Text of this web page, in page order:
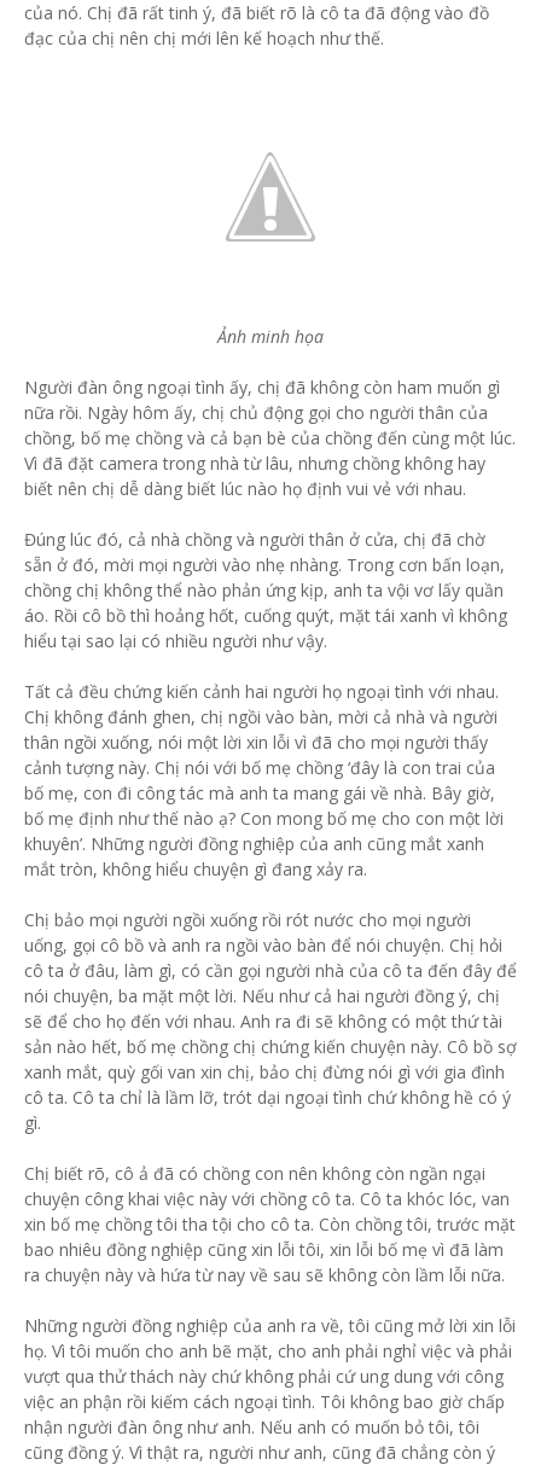
của nó. Chị đã rất tinh ý, đã biết rõ là cô ta đã động vào đồ
đạc của chị nên chị mới lên kế hoạch như thế.
Ảnh minh họa
Người đàn ông ngoại tình ấy, chị đã không còn ham muốn gì
nữa rồi. Ngày hôm ấy, chị chủ động gọi cho người thân của
chồng, bố mẹ chồng và cả bạn bè của chồng đến cùng một lúc.
Vì đã đặt camera trong nhà từ lâu, nhưng chồng không hay
biết nên chị dễ dàng biết lúc nào họ định vui vẻ với nhau.
Đúng lúc đó, cả nhà chồng và người thân ở cửa, chị đã chờ
sẵn ở đó, mời mọi người vào nhẹ nhàng. Trong cơn bấn loạn,
chồng chị không thể nào phản ứng kịp, anh ta vội vơ lấy quần
áo. Rồi cô bồ thì hoảng hốt, cuống quýt, mặt tái xanh vì không
hiểu tại sao lại có nhiều người như vậy.
Tất cả đều chứng kiến cảnh hai người họ ngoại tình với nhau.
Chị không đánh ghen, chị ngồi vào bàn, mời cả nhà và người
thân ngồi xuống, nói một lời xin lỗi vì đã cho mọi người thấy
cảnh tượng này. Chị nói với bố mẹ chồng ‘đây là con trai của
bố mẹ, con đi công tác mà anh ta mang gái về nhà. Bây giờ,
bố mẹ định như thế nào ạ? Con mong bố mẹ cho con một lời
khuyên’. Những người đồng nghiệp của anh cũng mắt xanh
mắt tròn, không hiểu chuyện gì đang xảy ra.
Chị bảo mọi người ngồi xuống rồi rót nước cho mọi người
uống, gọi cô bồ và anh ra ngồi vào bàn để nói chuyện. Chị hỏi
cô ta ở đâu, làm gì, có cần gọi người nhà của cô ta đến đây để
nói chuyện, ba mặt một lời. Nếu như cả hai người đồng ý, chị
sẽ để cho họ đến với nhau. Anh ra đi sẽ không có một thứ tài
sản nào hết, bố mẹ chồng chị chứng kiến chuyện này. Cô bồ sợ
xanh mắt, quỳ gối van xin chị, bảo chị đừng nói gì với gia đình
cô ta. Cô ta chỉ là lầm lỡ, trót dại ngoại tình chứ không hề có ý
gì.
Chị biết rõ, cô ả đã có chồng con nên không còn ngần ngại
chuyện công khai việc này với chồng cô ta. Cô ta khóc lóc, van
xin bố mẹ chồng tôi tha tội cho cô ta. Còn chồng tôi, trước mặt
bao nhiêu đồng nghiệp cũng xin lỗi tôi, xin lỗi bố mẹ vì đã làm
ra chuyện này và hứa từ nay về sau sẽ không còn lầm lỗi nữa.
Những người đồng nghiệp của anh ra về, tôi cũng mở lời xin lỗi
họ. Vì tôi muốn cho anh bẽ mặt, cho anh phải nghỉ việc và phải
vượt qua thử thách này chứ không phải cứ ung dung với công
việc an phận rồi kiếm cách ngoại tình. Tôi không bao giờ chấp
nhận người đàn ông như anh. Nếu anh có muốn bỏ tôi, tôi
cũng đồng ý. Vì thật ra, người như anh, cũng đã chẳng còn ý